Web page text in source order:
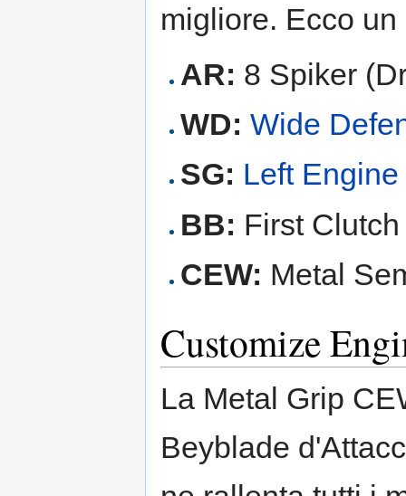
migliore. Ecco
AR: 8 Spiker
WD: Wide
SG: Left
BB: First
CEW: Metal
Customize
La Metal Grip
Beyblade